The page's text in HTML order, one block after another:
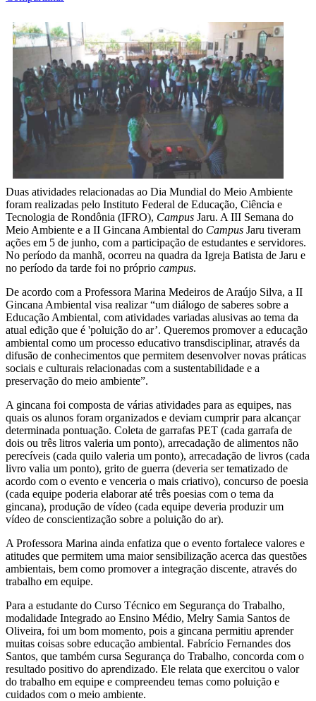
Duas atividades relacionadas ao Dia Mundial do Meio Ambiente
foram realizadas pelo Instituto Federal de Educação, Ciência e
Tecnologia de Rondônia (IFRO), Campus Jaru. A III Semana do
Meio Ambiente e a II Gincana Ambiental do Campus Jaru tiveram
ações em 5 de junho, com a participação de estudantes e servidores.
No período da manhã, ocorreu na quadra da Igreja Batista de Jaru e
no período da tarde foi no próprio campus.
De acordo com a Professora Marina Medeiros de Araújo Silva, a II
Gincana Ambiental visa realizar “um diálogo de saberes sobre a
Educação Ambiental, com atividades variadas alusivas ao tema da
atual edição que é 'poluição do ar’. Queremos promover a educação
ambiental como um processo educativo transdisciplinar, através da
difusão de conhecimentos que permitem desenvolver novas práticas
sociais e culturais relacionadas com a sustentabilidade e a
preservação do meio ambiente”.
A gincana foi composta de várias atividades para as equipes, nas
quais os alunos foram organizados e deviam cumprir para alcançar
determinada pontuação. Coleta de garrafas PET (cada garrafa de
dois ou três litros valeria um ponto), arrecadação de alimentos não
perecíveis (cada quilo valeria um ponto), arrecadação de livros (cada
livro valia um ponto), grito de guerra (deveria ser tematizado de
acordo com o evento e venceria o mais criativo), concurso de poesia
(cada equipe poderia elaborar até três poesias com o tema da
gincana), produção de vídeo (cada equipe deveria produzir um
vídeo de conscientização sobre a poluição do ar).
A Professora Marina ainda enfatiza que o evento fortalece valores e
atitudes que permitem uma maior sensibilização acerca das questões
ambientais, bem como promover a integração discente, através do
trabalho em equipe.
Para a estudante do Curso Técnico em Segurança do Trabalho,
modalidade Integrado ao Ensino Médio, Melry Samia Santos de
Oliveira, foi um bom momento, pois a gincana permitiu aprender
muitas coisas sobre educação ambiental. Fabrício Fernandes dos
Santos, que também cursa Segurança do Trabalho, concorda com o
resultado positivo do aprendizado. Ele relata que exercitou o valor
do trabalho em equipe e compreendeu temas como poluição e
cuidados com o meio ambiente.